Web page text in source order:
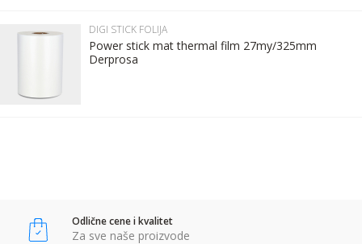
POŠALJI
DIGI STICK FOLIJA
Power stick mat thermal film 27my/325mm
Derprosa
Odlične cene i kvalitet
Za sve naše proizvode